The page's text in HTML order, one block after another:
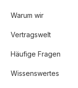
Warum wir
Vertragswelt
Häufige Fragen
Wissenswertes